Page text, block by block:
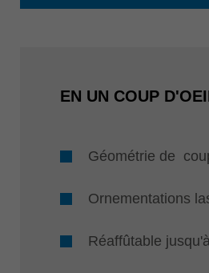
EN UN COUP
Géométrie de
Ornementations
Réaffûtable